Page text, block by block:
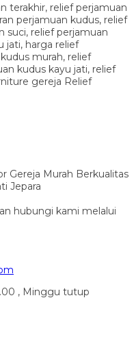
terakhir, relief perjamuan
perjamuan kudus, relief
suci, relief perjamuan
jati, harga relief
murah, relief
kudus kayu jati, relief
gereja Relief
Gereja Murah Berkualitas
Jepara
hubungi kami melalui
, Minggu tutup